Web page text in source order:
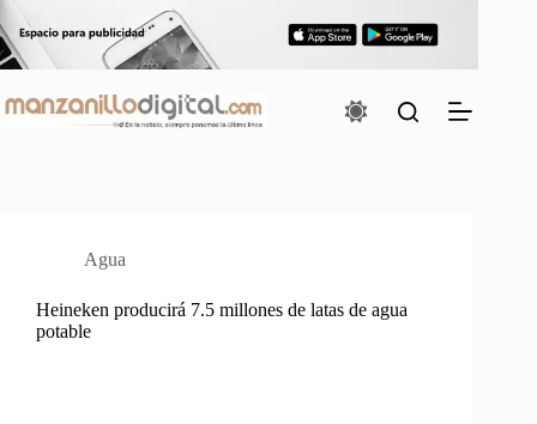
al
contenido
Agua
Heineken producirá 7.5 millones de latas de agua
potable